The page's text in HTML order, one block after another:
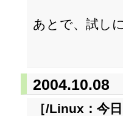
あとで、試し
2004.10.08
［/Linux： 今